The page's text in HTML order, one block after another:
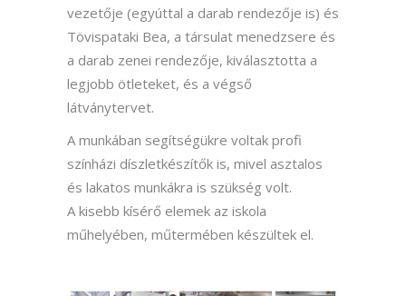
vezetője (egyúttal a darab rendezője is) és
Tövispataki Bea, a társulat menedzsere és
a darab zenei rendezője, kiválasztotta a
legjobb ötleteket, és a végső
látványtervet.
A munkában segítségükre voltak profi
színházi díszletkészítők is, mivel asztalos
és lakatos munkákra is szükség volt.
A kisebb kísérő elemek az iskola
műhelyében, műtermében készültek el.